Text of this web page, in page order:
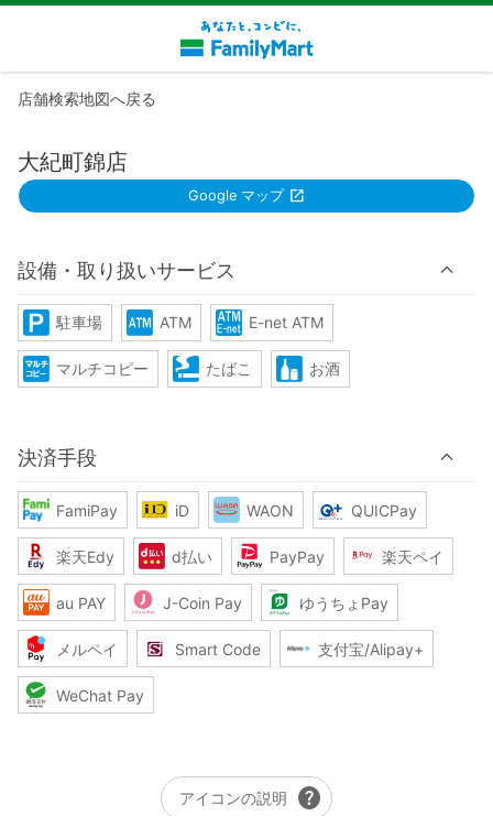
店舗検索地図へ戻る
大紀町錦店
Google マップ
設備・取り扱いサービス
駐車場 ATM E-net ATM
マルチコピー たばこ お酒
決済手段
FamiPay iD WAON QUICPay
楽天Edy d払い PayPay 楽天ペイ
au PAY J-Coin Pay ゆうちょPay
メルペイ Smart Code 支付宝/Alipay+
WeChat Pay
アイコンの説明 help